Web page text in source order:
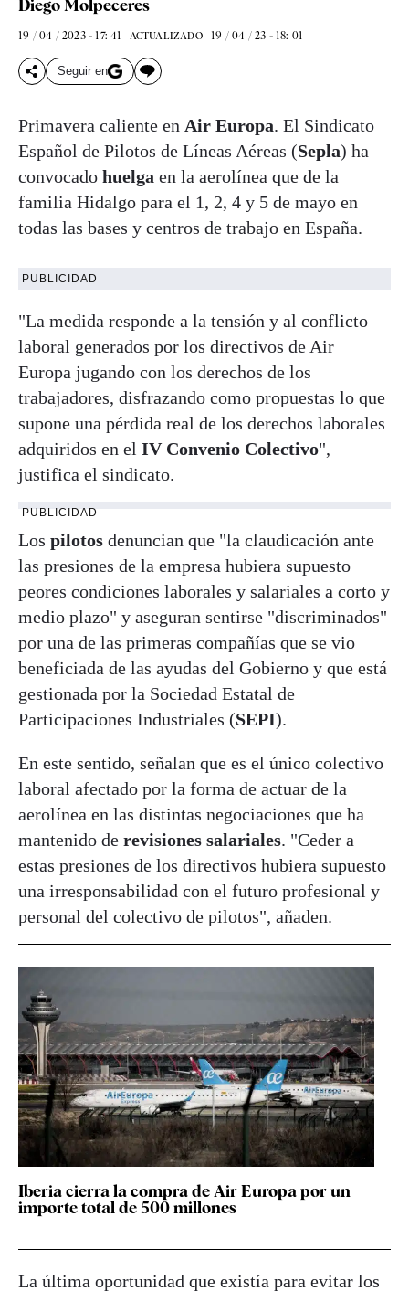
Diego Molpeceres
19 / 04 / 2023 - 17: 41 ACTUALIZADO 19 / 04 / 23 - 18: 01
Seguir en
Primavera caliente en Air Europa. El Sindicato
Español de Pilotos de Líneas Aéreas (Sepla) ha
convocado huelga en la aerolínea que de la
familia Hidalgo para el 1, 2, 4 y 5 de mayo en
todas las bases y centros de trabajo en España.
PUBLICIDAD
"La medida responde a la tensión y al conflicto
laboral generados por los directivos de Air
Europa jugando con los derechos de los
trabajadores, disfrazando como propuestas lo que
supone una pérdida real de los derechos laborales
adquiridos en el IV Convenio Colectivo",
justifica el sindicato.
PUBLICIDAD
Los pilotos denuncian que "la claudicación ante
las presiones de la empresa hubiera supuesto
peores condiciones laborales y salariales a corto y
medio plazo" y aseguran sentirse "discriminados"
por una de las primeras compañías que se vio
beneficiada de las ayudas del Gobierno y que está
gestionada por la Sociedad Estatal de
Participaciones Industriales (SEPI).
En este sentido, señalan que es el único colectivo
laboral afectado por la forma de actuar de la
aerolínea en las distintas negociaciones que ha
mantenido de revisiones salariales. "Ceder a
estas presiones de los directivos hubiera supuesto
una irresponsabilidad con el futuro profesional y
personal del colectivo de pilotos", añaden.
Iberia cierra la compra de Air Europa por un
importe total de 500 millones
La última oportunidad que existía para evitar los